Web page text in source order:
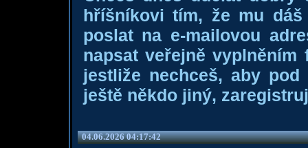
hříšníkovi tím, že mu
poslat na e-mailovou
napsat veřejně
jestliže nechceš, aby
ještě někdo jiný,
04.06.2026 04:17:42